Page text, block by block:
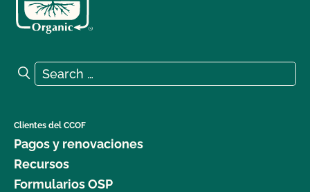
Search for:
Search
Clientes del CCOF
Pagos y renovaciones
Recursos
Formularios OSP